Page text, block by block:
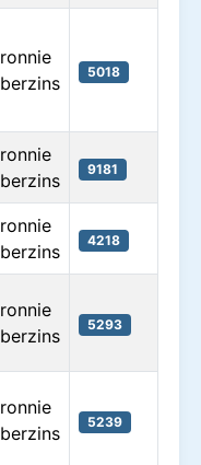
ronnie
berzins
5018
ronnie
berzins
9181
ronnie
berzins
4218
ronnie
berzins
5293
ronnie
berzins
5239